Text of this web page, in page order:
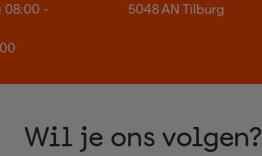
08:00 -
5048 AN Tilburg
Wil je ons volgen?